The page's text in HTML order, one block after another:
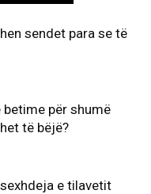
sendet para se të
betime për shumë
të bëjë?
e tilavetit